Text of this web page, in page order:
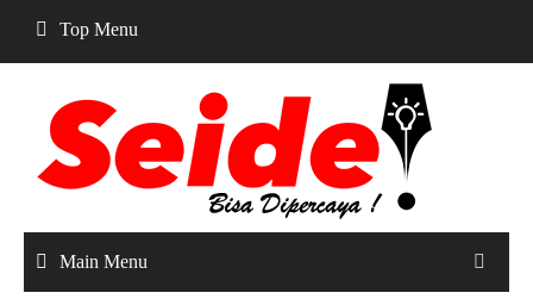
content
Top Menu
Main Menu